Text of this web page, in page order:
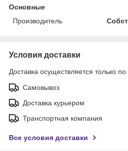
Основные
Производитель
Условия доставки
Доставка осуществляется только по
Самовывоз
Доставка курьером
Транспортная компания
Все условия доставки